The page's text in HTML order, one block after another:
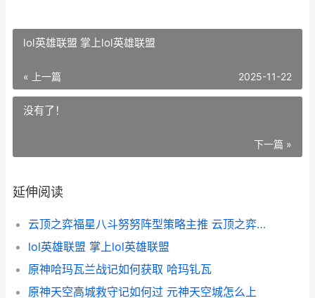
lol英雄联盟 掌上lol英雄联盟
« 上一篇 2025-11-22
没有了！
下一篇 »
延伸阅读
云顶之弈福星八斗努努阵型策略主推 云顶之弈福星八羁绊
lol英雄联盟 掌上lol英雄联盟
原神哈玛瓦兰战记如何获取 哈玛钆瓦
原神天空高城救守记如何过 元神天空城怎么上